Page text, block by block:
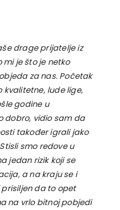
drage prijatelje iz
mi je što je netko
za nas. Početak
kvalitetne, lude lige,
godine u
dobro, vidio sam da
također igrali jako
smo redove u
jedan rizik koji se
a na kraju se i
da to opet
na vrlo bitnoj pobjedi